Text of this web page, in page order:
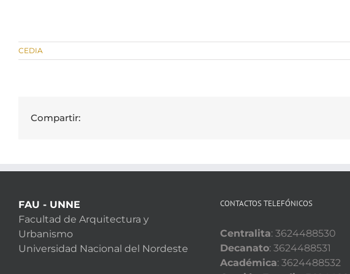
CEDIA
Compartir:
FAU - UNNE
Facultad de Arquitectura y
Urbanismo
Universidad Nacional del Nordeste
CONTACTOS TELEFÓNICOS
Centralita: 3624488530
Decanato: 3624488531
Académica: 3624488532